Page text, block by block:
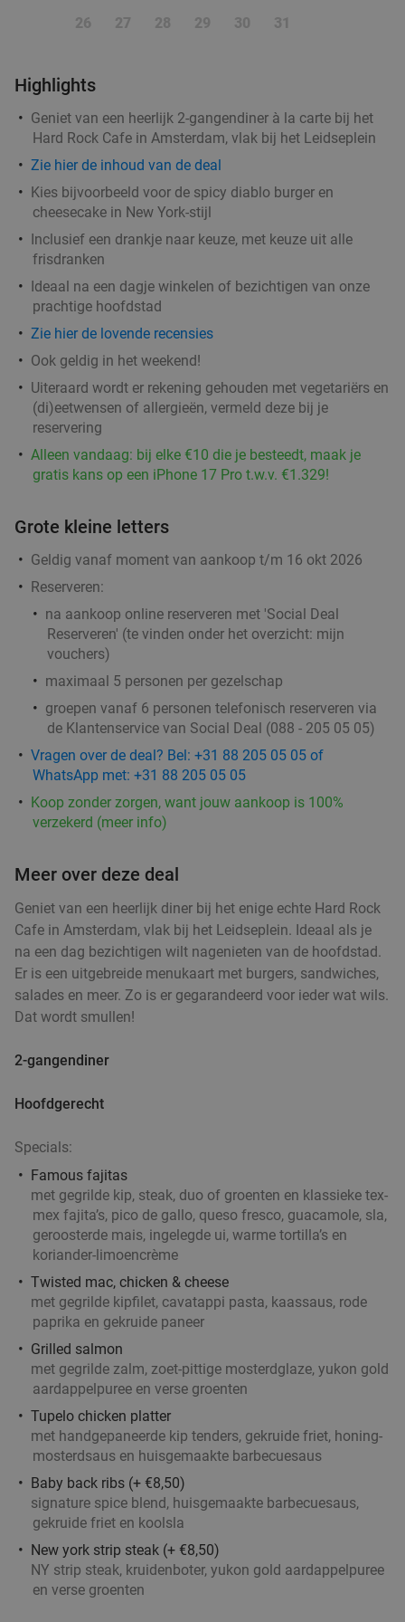
Morgen Di Wo
Za
Verkocht: 582
€14,50
Kaasfondue bij Fondue & Fondue
Fondue & Fondue
Amsterdam 3 min.
Verkocht: 697
Indiaas 4-gangendiner + drankje naar keuze in
Amsterdam
Vandaag Morgen Di Wo Do Vr
Za
€39
3-gangendiner in Amsterdam
Vandaag Wo
The Maison
Amsterdam
3 min.
Verkocht: 12 Regulier
Amsterdam
Vandaag Morgen Di Wo Do Vr
Za
Happy Italy Amsterdam
8.9
Amsterdam 3 min.directions_car
Verkocht: 728 Regulier €20
in hartje Amsterdam
Vandaag
Braai Vondelpark
Amsterdam 4 min.directions_car
Verkocht: 216 Regulier €25
3-gangenlunch à la carte bij Michelinster-
restaurant Ron Gastrobar
Vandaag Morgen Di Wo Do
Za
Ron Gastrobar
Amsterdam 4 min.directions_car
Verkocht: 94 Regulier
29%
High tea incl. onbeperkt thee bij Anne&Max
Amsterdam Zuid
26 27 28 29 30 31
Highlights
Geniet van een heerlijk 2-gangendiner à la carte bij het
Hard Rock Cafe in Amsterdam, vlak bij het Leidseplein
Zie hier de inhoud van de deal
Kies bijvoorbeeld voor de spicy diablo burger en
cheesecake in New York-stijl
Inclusief een drankje naar keuze, met keuze uit alle
frisdranken
Ideaal na een dagje winkelen of bezichtigen van onze
prachtige hoofdstad
Zie hier de lovende recensies
Ook geldig in het weekend!
Uiteraard wordt er rekening gehouden met vegetariërs en
(di)eetwensen of allergieën, vermeld deze bij je
reservering
Alleen vandaag: bij elke €10 die je besteedt, maak je
gratis kans op een iPhone 17 Pro t.w.v. €1.329!
Grote kleine letters
Geldig vanaf moment van aankoop t/m 16 okt 2026
Reserveren:
na aankoop online reserveren met 'Social Deal
Reserveren' (te vinden onder het overzicht: mijn
vouchers)
maximaal 5 personen per gezelschap
groepen vanaf 6 personen telefonisch reserveren via
de Klantenservice van Social Deal (088 - 205 05 05)
Vragen over de deal? Bel: +31 88 205 05 05 of
WhatsApp met: +31 88 205 05 05
Koop zonder zorgen, want jouw aankoop is 100%
verzekerd (meer info)
Meer over deze deal
Geniet van een heerlijk diner bij het enige echte Hard Rock
Cafe in Amsterdam, vlak bij het Leidseplein. Ideaal als je
na een dag bezichtigen wilt nagenieten van de hoofdstad.
Er is een uitgebreide menukaart met burgers, sandwiches,
salades en meer. Zo is er gegarandeerd voor ieder wat wils.
Dat wordt smullen!
2-gangendiner
Hoofdgerecht
Specials:
Famous fajitas
met gegrilde kip, steak, duo of groenten en klassieke tex-
mex fajita’s, pico de gallo, queso fresco, guacamole, sla,
geroosterde mais, ingelegde ui, warme tortilla’s en
koriander-limoencrème
Twisted mac, chicken & cheese
met gegrilde kipfilet, cavatappi pasta, kaassaus, rode
paprika en gekruide paneer
Grilled salmon
met gegrilde zalm, zoet-pittige mosterdglaze, yukon gold
aardappelpuree en verse groenten
Tupelo chicken platter
met handgepaneerde kip tenders, gekruide friet, honing-
mosterdsaus en huisgemaakte barbecuesaus
Baby back ribs (+ €8,50)
signature spice blend, huisgemaakte barbecuesaus,
gekruide friet en koolsla
New york strip steak (+ €8,50)
NY strip steak, kruidenboter, yukon gold aardappelpuree
en verse groenten